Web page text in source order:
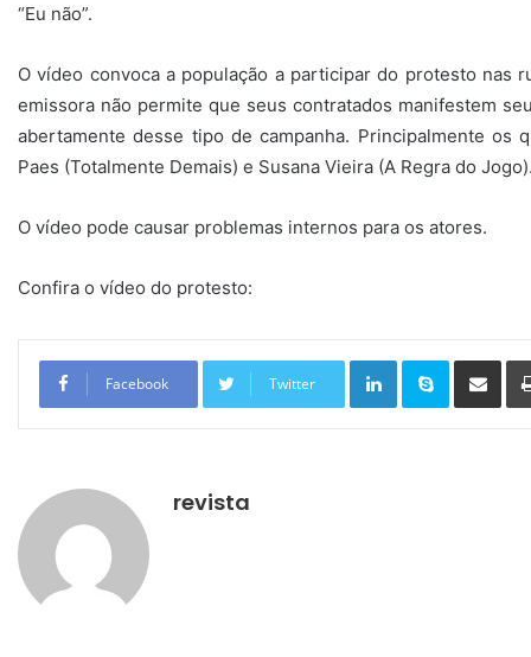
“Eu não”.
O vídeo convoca a população a participar do protesto nas
emissora não permite que seus contratados manifestem
abertamente desse tipo de campanha. Principalmente os
Paes (Totalmente Demais) e Susana Vieira (A Regra do
O vídeo pode causar problemas internos para os atores.
Confira o vídeo do protesto:
Facebook Twitter
Linkedin Skype
revista